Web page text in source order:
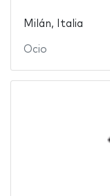
Milán, Italia
Ocio